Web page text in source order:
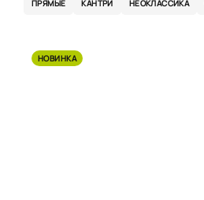
ПРЯМЫЕ КАНТРИ НЕОКЛАССИКА
НОВИНКА